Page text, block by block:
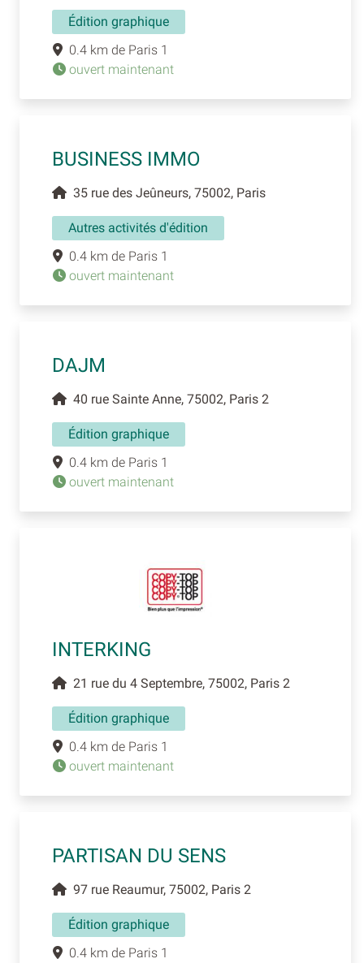
Édition graphique
0.4 km de Paris 1
ouvert maintenant
BUSINESS IMMO
35 rue des Jeûneurs, 75002, Paris
Autres activités d'édition
0.4 km de Paris 1
ouvert maintenant
DAJM
40 rue Sainte Anne, 75002, Paris 2
Édition graphique
0.4 km de Paris 1
ouvert maintenant
INTERKING
21 rue du 4 Septembre, 75002, Paris 2
Édition graphique
0.4 km de Paris 1
ouvert maintenant
PARTISAN DU SENS
97 rue Reaumur, 75002, Paris 2
Édition graphique
0.4 km de Paris 1